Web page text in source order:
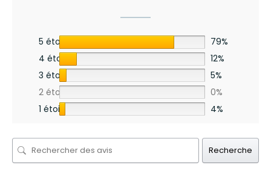
5 étoiles
79%
4 étoiles
12%
3 étoiles
5%
2 étoiles
0%
1 étoile
4%
Recherche